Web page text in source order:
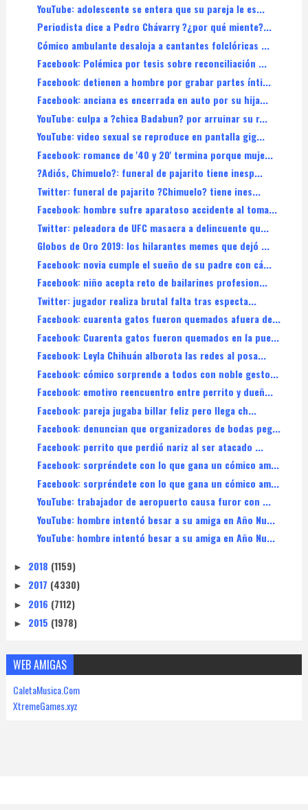
YouTube: adolescente se entera que su pareja le es...
Periodista dice a Pedro Chávarry ?¿por qué miente?...
Cómico ambulante desaloja a cantantes folclóricas ...
Facebook: Polémica por tesis sobre reconciliación ...
Facebook: detienen a hombre por grabar partes ínti...
Facebook: anciana es encerrada en auto por su hija...
YouTube: culpa a ?chica Badabun? por arruinar su r...
YouTube: video sexual se reproduce en pantalla gig...
Facebook: romance de '40 y 20' termina porque muje...
?Adiós, Chimuelo?: funeral de pajarito tiene inesp...
Twitter: funeral de pajarito ?Chimuelo? tiene ines...
Facebook: hombre sufre aparatoso accidente al toma...
Twitter: peleadora de UFC masacra a delincuente qu...
Globos de Oro 2019: los hilarantes memes que dejó ...
Facebook: novia cumple el sueño de su padre con cá...
Facebook: niño acepta reto de bailarines profesion...
Twitter: jugador realiza brutal falta tras especta...
Facebook: cuarenta gatos fueron quemados afuera de...
Facebook: Cuarenta gatos fueron quemados en la pue...
Facebook: Leyla Chihuán alborota las redes al posa...
Facebook: cómico sorprende a todos con noble gesto...
Facebook: emotivo reencuentro entre perrito y dueñ...
Facebook: pareja jugaba billar feliz pero llega ch...
Facebook: denuncian que organizadores de bodas peg...
Facebook: perrito que perdió nariz al ser atacado ...
Facebook: sorpréndete con lo que gana un cómico am...
Facebook: sorpréndete con lo que gana un cómico am...
YouTube: trabajador de aeropuerto causa furor con ...
YouTube: hombre intentó besar a su amiga en Año Nu...
YouTube: hombre intentó besar a su amiga en Año Nu...
► 2018 (1159)
► 2017 (4330)
► 2016 (7112)
► 2015 (1978)
WEB AMIGAS
CaletaMusica.Com
XtremeGames.xyz